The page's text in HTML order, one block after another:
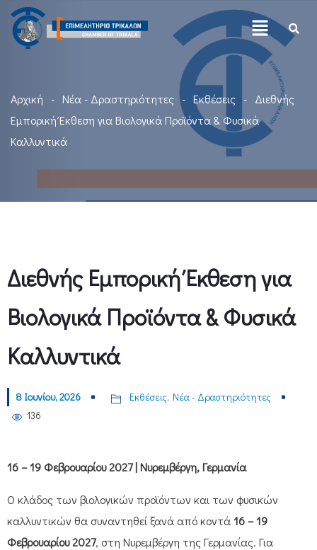
Αρχική Νέα - Δραστηριότητες Εκθέσεις
Διεθνής
Εμπορική Έκθεση για Βιολογικά Προϊόντα & Φυσικά
Καλλυντικά
Διεθνής Εμπορική Έκθεση για
Βιολογικά Προϊόντα & Φυσικά
Καλλυντικά
8 Ιουνίου, 2026 Εκθέσεις, Νέα - Δραστηριότητες
136
16 – 19 Φεβρουαρίου 2027| Νυρεμβέργη, Γερμανία
Ο κλάδος των βιολογικών προϊόντων και των φυσικών
καλλυντικών θα συναντηθεί ξανά από κοντά16 – 19
Φεβρουαρίου 2027, στη Νυρεμβέργη της Γερμανίας. Για